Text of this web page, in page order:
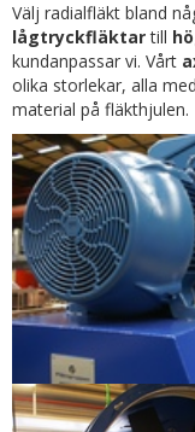
Välj radialfläkt bland
lågtryckfläktartill
kundanpassar vi. Vårt
olika storlekar, alla
material på fläkthjulen.